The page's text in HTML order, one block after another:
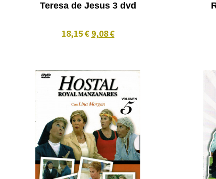
Teresa de Jesus 3 dvd
18,15 € 9,08 €